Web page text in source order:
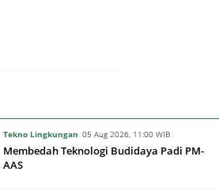
Tekno Lingkungan 05 Aug 2026, 11:00 WIB
Membedah Teknologi Budidaya Padi PM-
AAS